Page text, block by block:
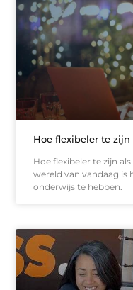
Hoe flexibeler te
Hoe flexibeler te zijn
wereld van vandaag is
onderwijs te hebben.